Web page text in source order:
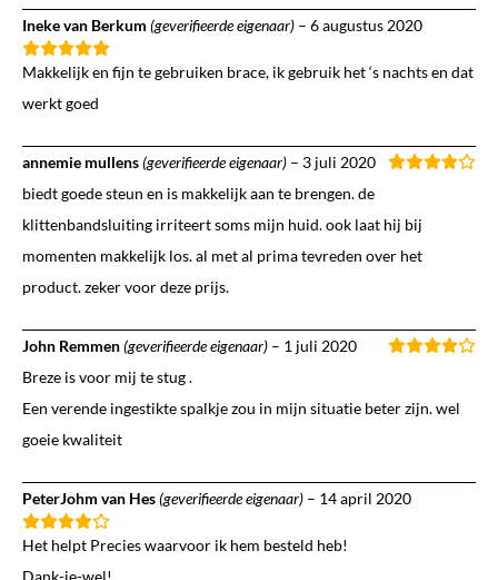
Ineke van Berkum (geverifieerde eigenaar) – 6 augustus 2020
Makkelijk en fijn te gebruiken brace, ik gebruik het ‘s nachts en dat
werkt goed
annemie mullens(geverifieerde eigenaar) – 3 juli 2020
biedt goede steun en is makkelijk aan te brengen. de
klittenbandsluiting irriteert soms mijn huid. ook laat hij bij
momenten makkelijk los. al met al prima tevreden over het
product. zeker voor deze prijs.
John Remmen(geverifieerde eigenaar) – 1 juli 2020
Breze is voor mij te stug .
Een verende ingestikte spalkje zou in mijn situatie beter zijn. wel
goeie kwaliteit
PeterJohm van Hes(geverifieerde eigenaar) – 14 april 2020
Het helpt Precies waarvoor ik hem besteld heb!
Dank-je-wel!